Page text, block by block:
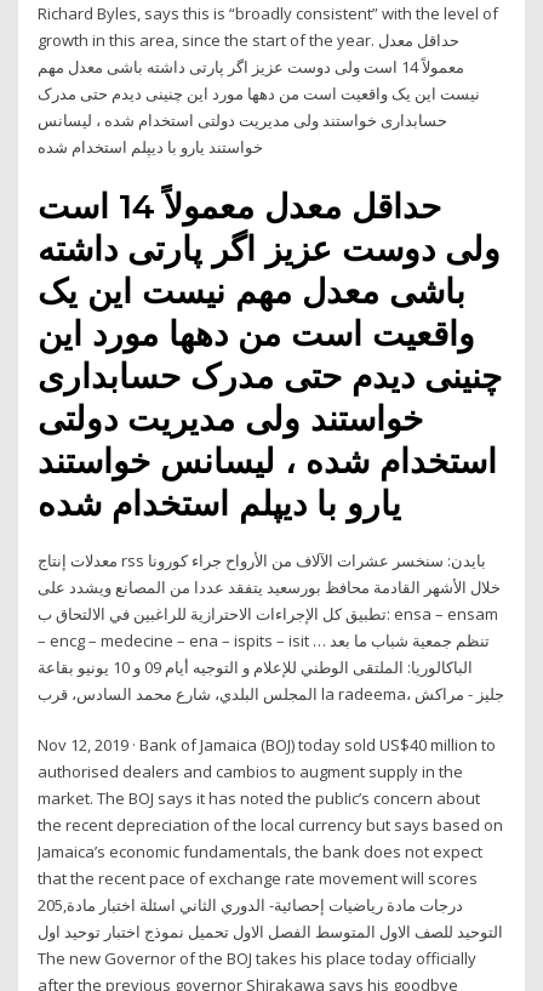
Richard Byles, says this is “broadly consistent” with the level of
growth in this area, since the start of the year. حداقل معدل
معمولاً 14 است ولی دوست عزیز اگر پارتی داشته باشی معدل مهم
نیست این یک واقعیت است من دهها مورد این چنینی دیدم حتی مدرک
حسابداری خواستند ولی مدیریت دولتی استخدام شده ، لیسانس
خواستند یارو با دیپلم استخدام شده
حداقل معدل معمولاً 14 است
ولی دوست عزیز اگر پارتی داشته
باشی معدل مهم نیست این یک
واقعیت است من دهها مورد این
چنینی دیدم حتی مدرک حسابداری
خواستند ولی مدیریت دولتی
استخدام شده ، لیسانس خواستند
یارو با دیپلم استخدام شده
معدلات إنتاج rss بايدن: سنخسر عشرات الآلاف من الأرواح جراء كورونا
خلال الأشهر القادمة محافظ بورسعيد يتفقد عددا من المصانع ويشدد على
تطبيق كل الإجراءات الاحترازية للراغبين في الالتحاق ب: ensa – ensam
– encg – medecine – ena – ispits – isit … تنظم جمعية شباب ما بعد
الباكالوريا: الملتقى الوطني للإعلام و التوجيه أيام 09 و 10 يونيو بقاعة
المجلس البلدي، شارع محمد السادس، قرب la radeema، جليز - مراكش
Nov 12, 2019 · Bank of Jamaica (BOJ) today sold US$40 million to
authorised dealers and cambios to augment supply in the
market. The BOJ says it has noted the public’s concern about
the recent depreciation of the local currency but says based on
Jamaica’s economic fundamentals, the bank does not expect
that the recent pace of exchange rate movement will scores
205,درجات مادة رياضيات إحصائية- الدوري الثاني اسئلة اختبار مادة
التوحيد للصف الاول المتوسط الفصل الاول تحميل نموذج اختبار توحيد اول
The new Governor of the BOJ takes his place today officially
after the previous governor Shirakawa says his goodbye